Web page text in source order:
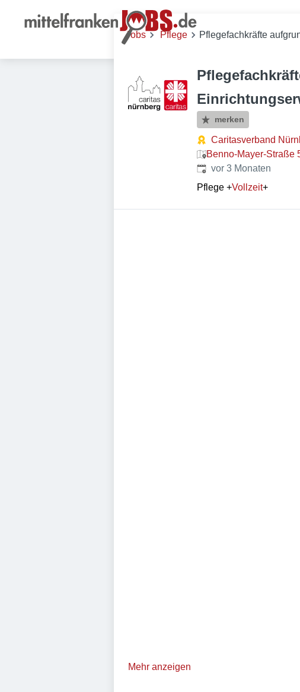
Jobs Pflege Pflegefachkräfte
merken
Caritasverband
Benno-Mayer-Straße
Veröffentlicht:
vor 3 Monaten
Pflege +Vollzeit+
Mehr anzeigen